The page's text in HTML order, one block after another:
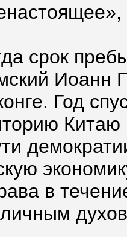
срок
Иоанн
Год
Китаю
в